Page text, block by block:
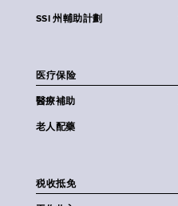
SSI 州輔助計劃
医疗保险
醫療補助
老人配藥
税收抵免